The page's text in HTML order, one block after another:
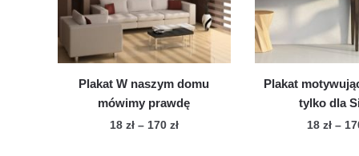
na
stronie
produktu
na
Plakat W naszym domu
mówimy prawdę
18 zł – 170 złZakres
Plakat
tylko dla
18 zł –